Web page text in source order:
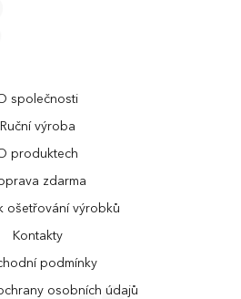
společnosti
Ruční výroba
produktech
zdarma
ošetřování výrobků
Kontakty
podmínky
osobních údajů